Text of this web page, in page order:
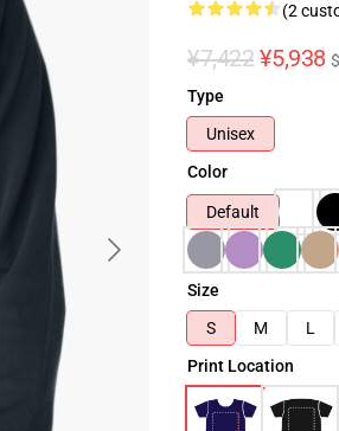
(2
¥7,422 ¥5,938
Type
Unisex
Color
Default
Size
S
M L
Print Location